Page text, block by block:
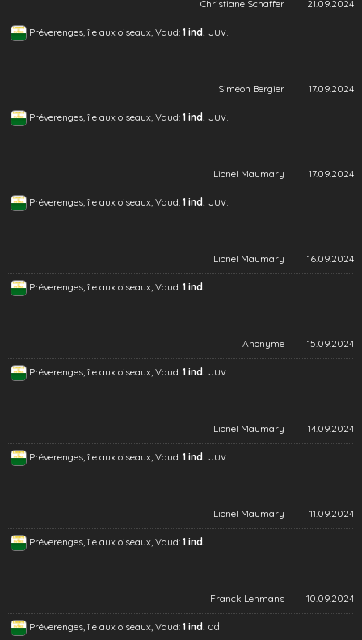
Christiane Schaffer 21.09.2024
Préverenges, île aux oiseaux, Vaud: 1 ind. Juv.
Siméon Bergier 17.09.2024
Préverenges, île aux oiseaux, Vaud: 1 ind. Juv.
Lionel Maumary 17.09.2024
Préverenges, île aux oiseaux, Vaud: 1 ind. Juv.
Lionel Maumary 16.09.2024
Préverenges, île aux oiseaux, Vaud: 1 ind.
Anonyme 15.09.2024
Préverenges, île aux oiseaux, Vaud: 1 ind. Juv.
Lionel Maumary 14.09.2024
Préverenges, île aux oiseaux, Vaud: 1 ind. Juv.
Lionel Maumary 11.09.2024
Préverenges, île aux oiseaux, Vaud: 1 ind.
Franck Lehmans 10.09.2024
Préverenges, île aux oiseaux, Vaud: 1 ind. ad.